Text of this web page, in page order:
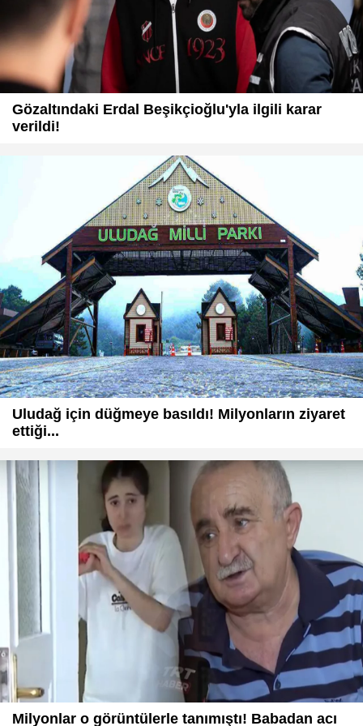
Gözaltındaki Erdal Beşikçioğlu'yla ilgili karar
verildi!
Uludağ için düğmeye basıldı! Milyonların ziyaret
ettiği...
Milyonlar o görüntülerle tanımıştı! Babadan acı